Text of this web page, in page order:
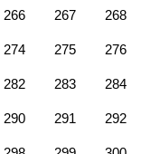
266 267 268
274 275 276
282 283 284
290 291 292